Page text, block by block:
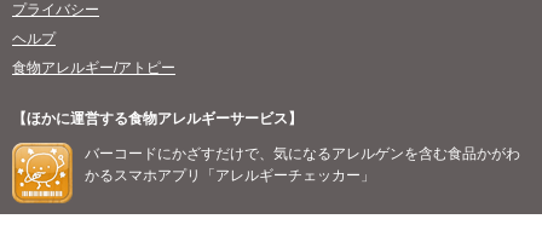
プライバシー
ヘルプ
食物アレルギー/アトピー
【ほかに運営する食物アレルギーサービス】
バーコードにかざすだけで、気になるアレルゲンを含む食品かがわ
かるスマホアプリ「アレルギーチェッカー」